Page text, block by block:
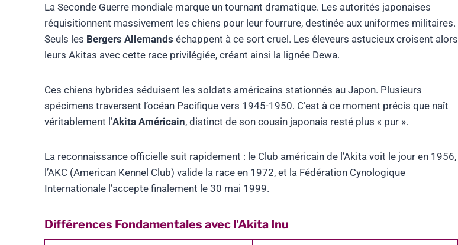
La Seconde Guerre mondiale marque un tournant dramatique. Les autorités japonaises
réquisitionnent massivement les chiens pour leur fourrure, destinée aux uniformes militaires.
Seuls les Bergers Allemands échappent à ce sort cruel. Les éleveurs astucieux croisent alors
leurs Akitas avec cette race privilégiée, créant ainsi la lignée Dewa.
Ces chiens hybrides séduisent les soldats américains stationnés au Japon. Plusieurs
spécimens traversent l’océan Pacifique vers 1945-1950. C’est à ce moment précis que naît
véritablement l’Akita Américain, distinct de son cousin japonais resté plus « pur ».
La reconnaissance officielle suit rapidement : le Club américain de l’Akita voit le jour en 1956,
l’AKC (American Kennel Club) valide la race en 1972, et la Fédération Cynologique
Internationale l’accepte finalement le 30 mai 1999.
Différences Fondamentales avec l’Akita Inu